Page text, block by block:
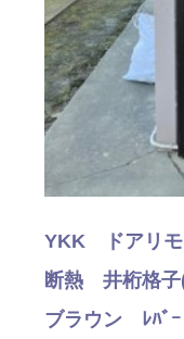
YKK ドアリ
断熱 井桁格
ブラウン ﾚﾊﾞｰ